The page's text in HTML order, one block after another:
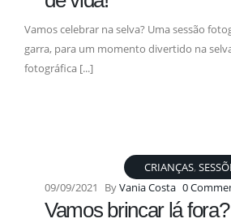
Vamos celebrar na selva? Uma sessão
garra, para um momento divertido na
fotográfica [...]
09/09/2021 ByVania Costa
CRIANÇAS,
0
Vamos brincar lá fora?